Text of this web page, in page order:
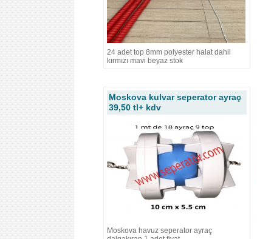
24 adet top 8mm polyester halat dahil
kırmızı mavi beyaz stok
Moskova kulvar seperator ayraç
39,50 tl+ kdv
Moskova havuz seperator ayraç